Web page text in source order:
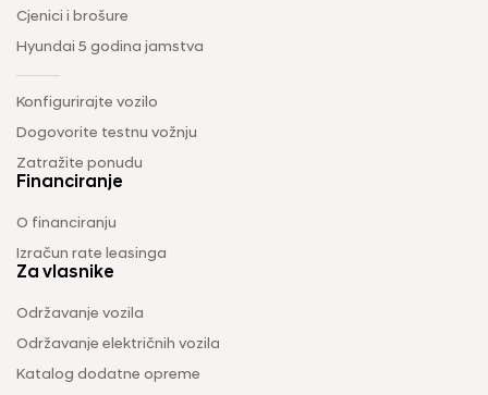
Cjenici i brošure
Hyundai 5 godina jamstva
Konfigurirajte vozilo
Dogovorite testnu vožnju
Zatražite ponudu
Financiranje
O financiranju
Izračun rate leasinga
Za vlasnike
Održavanje vozila
Održavanje električnih vozila
Katalog dodatne opreme